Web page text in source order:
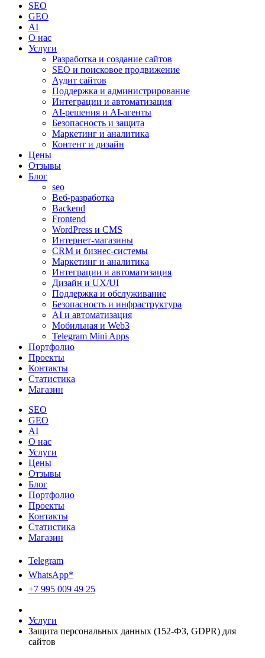
SEO
GEO
AI
О нас
Услуги
Разработка и создание сайтов
SEO и поисковое продвижение
Аудит сайтов
Поддержка и администрирование
Интеграции и автоматизация
AI-решения и AI-агенты
Безопасность и защита
Маркетинг и аналитика
Контент и дизайн
Цены
Отзывы
Блог
seo
Веб-разработка
Backend
Frontend
WordPress и CMS
Интернет-магазины
CRM и бизнес-системы
Маркетинг и аналитика
Интеграции и автоматизация
Дизайн и UX/UI
Поддержка и обслуживание
Безопасность и инфраструктура
AI и автоматизация
Мобильная и Web3
Telegram Mini Apps
Портфолио
Проекты
Контакты
Статистика
Магазин
SEO
GEO
AI
О нас
Услуги
Цены
Отзывы
Блог
Портфолио
Проекты
Контакты
Статистика
Магазин
Telegram
WhatsApp*
+7 995 009 49 25
Услуги
Защита персональных данных (152-ФЗ, GDPR) для
сайтов